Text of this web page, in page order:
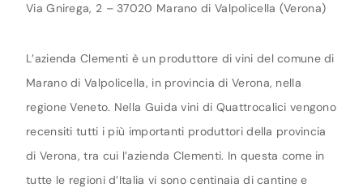
Via Gnirega, 2 – 37020 Marano di Valpolicella (Verona)
L’azienda Clementi è un produttore di vini del comune di
Marano di Valpolicella, in provincia di Verona, nella
regione Veneto. Nella Guida vini di Quattrocalici vengono
recensiti tutti i più importanti produttori della provincia
di Verona, tra cui l’azienda Clementi. In questa come in
tutte le regioni d’Italia vi sono centinaia di cantine e